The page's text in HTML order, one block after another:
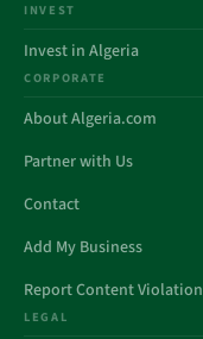
INVEST
Invest in Algeria
CORPORATE
About Algeria.com
Partner with Us
Contact
Add My Business
Report Content Violation
LEGAL